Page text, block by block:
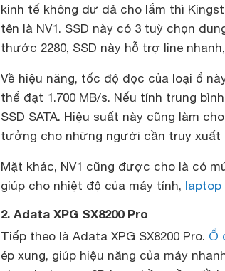
kinh tế không dư dả cho lắm thì
tên là NV1. SSD này có 3 tuỳ chọn
thước 2280, SSD này hỗ trợ line
Về hiệu năng, tốc độ đọc của loại ổ
thể đạt 1.700 MB/s. Nếu tính trung
SSD SATA. Hiệu suất này cũng làm
tưởng cho những người cần truy xuất
Mặt khác, NV1 cũng được cho là có
giúp cho nhiệt độ của máy tính, laptop
2. Adata XPG SX8200 Pro
Tiếp theo là Adata XPG SX8200 Pro. Ổ
ép xung, giúp hiệu năng của máy